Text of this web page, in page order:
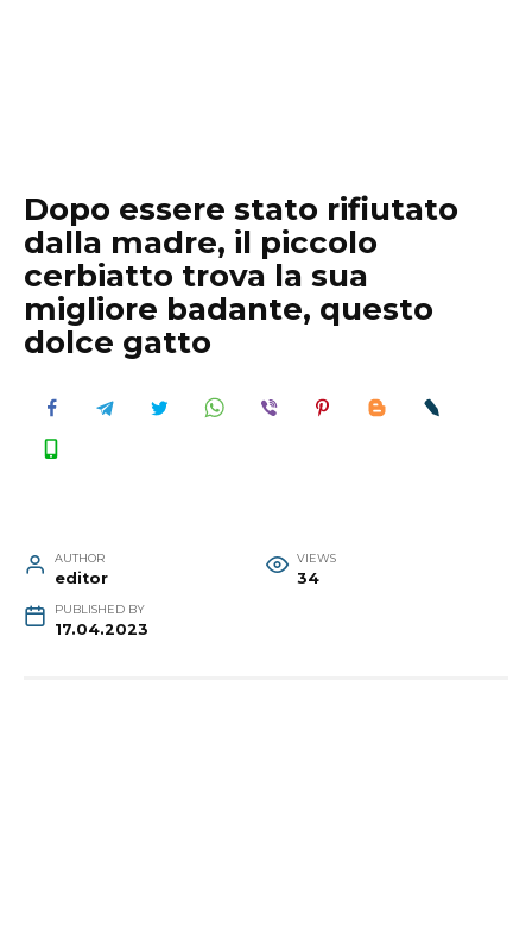
Dopo essere stato rifiutato
dalla madre, il piccolo
cerbiatto trova la sua
migliore badante, questo
dolce gatto
AUTHOR
editor
VIEWS
34
PUBLISHED BY
17.04.2023